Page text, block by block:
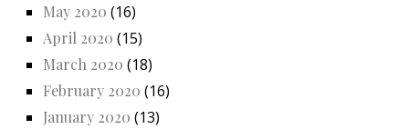
May 2020 (16)
April 2020 (15)
March 2020 (18)
February 2020 (16)
January 2020 (13)